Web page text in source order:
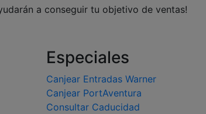
a conseguir tu objetivo de ventas!
Especiales
Canjear Entradas Warner
Canjear PortAventura
Consultar Caducidad